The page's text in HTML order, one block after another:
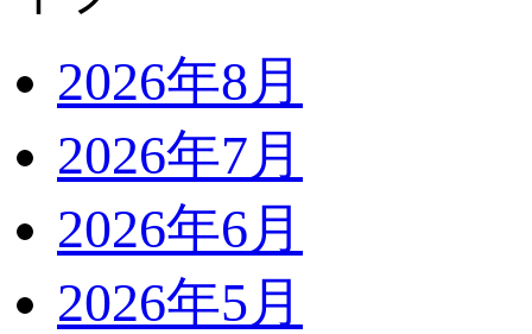
2026年8月
2026年7月
2026年6月
2026年5月